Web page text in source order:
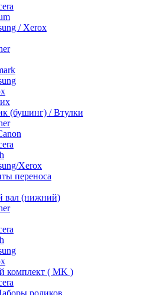
/ Xerox
(бушинг) / Втулки
Xerox
переноса
вал (нижний)
комплект ( MK )
роликов